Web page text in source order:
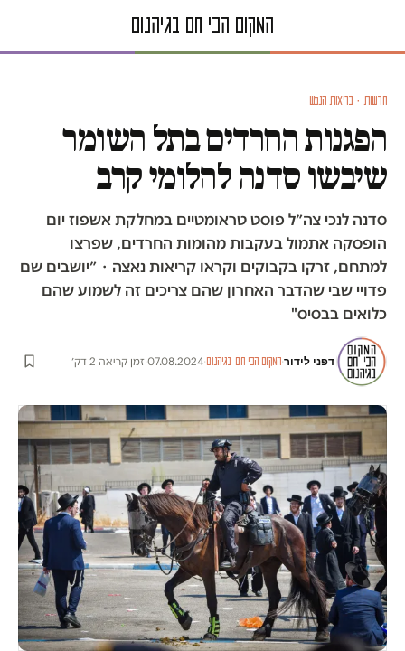
חדשות · בריאות הנפש
הפגנות החרדים בתל השומר
שיבשו סדנה להלומי קרב
סדנה לנכי צה״ל פוסט טראומטיים במחלקת אשפוז יום
הופסקה אתמול בעקבות מהומות החרדים, שפרצו
למתחם, זרקו בקבוקים וקראו קריאות נאצה・״יושבים שם
פדויי שבי שהדבר האחרון שהם צריכים זה לשמוע שהם
כלואים בבסיס"
דפני לידור·המקום הכי חם בגיהנום·
07.08.2024
·זמן קריאה 2 דק׳